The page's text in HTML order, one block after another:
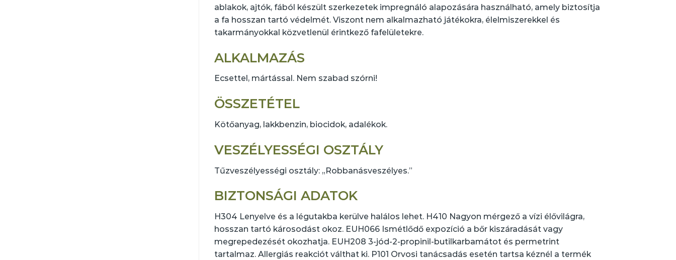
ablakok, ajtók, fából készült szerkezetek impregnáló alapozására használható, amely biztosítja
a fa hosszan tartó védelmét. Viszont nem alkalmazható játékokra, élelmiszerekkel és
takarmányokkal közvetlenül érintkező fafelületekre.
ALKALMAZÁS
Ecsettel, mártással. Nem szabad szórni!
ÖSSZETÉTEL
Kötőanyag, lakkbenzin, biocidok, adalékok.
VESZÉLYESSÉGI OSZTÁLY
Tűzveszélyességi osztály: „Robbanásveszélyes.”
BIZTONSÁGI ADATOK
H304 Lenyelve és a légutakba kerülve halálos lehet. H410 Nagyon mérgező a vízi élővilágra,
hosszan tartó károsodást okoz. EUH066 Ismétlődő expozíció a bőr kiszáradását vagy
megrepedezését okozhatja. EUH208 3-jód-2-propinil-butilkarbamátot és permetrint
tartalmaz. Allergiás reakciót válthat ki. P101 Orvosi tanácsadás esetén tartsa kéznél a termék